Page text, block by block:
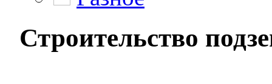
Строительство